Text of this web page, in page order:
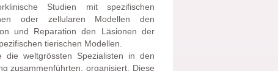
Studien mit spezifischen
oder zellularen Modellen den
und Reparation den Läsionen der
tierischen Modellen.
die weltgrössten Spezialisten in den
zusammenführten, organisiert. Diese